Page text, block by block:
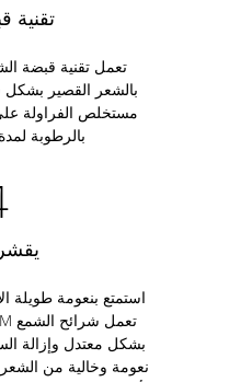
تقنية
تعمل تقنية قبضة
بالشعر القصير بشكل
مستخلص الفراولة
بالرطوبة لمدة
بشكل معتدل وإزالة
نعومة وخالية من